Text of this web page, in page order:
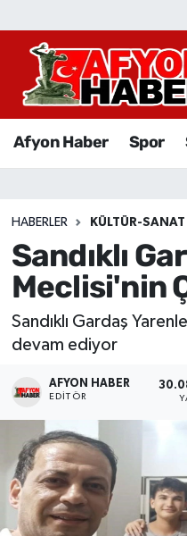
Afyon Haber Spor
HABERLER KÜLTÜR-SANAT
Sandıklı
Meclisi'nin
Sandıklı Gardaş
devam ediyor
AFYON HABER
EDITÖR
Afyon Haber
Sağlık
Eğitim
Sivil Toplum
Ekonomi
Magazin
Etkinlikler